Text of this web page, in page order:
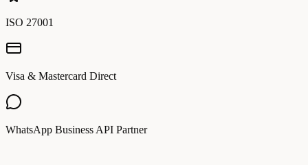
ISO 27001
Visa & Mastercard Direct
WhatsApp Business API Partner